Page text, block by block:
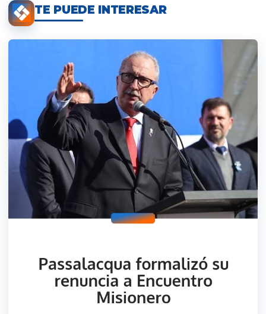
TE PUEDE INTERESAR